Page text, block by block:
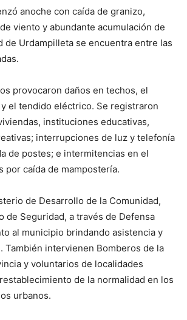
anoche con caída de granizo,
viento y abundante acumulación de
de Urdampilleta se encuentra entre las
provocaron daños en techos, el
el tendido eléctrico. Se registraron
instituciones educativas,
interrupciones de luz y telefonía
de postes; e intermitencias en el
por caída de mampostería.
de Desarrollo de la Comunidad,
de Seguridad, a través de Defensa
al municipio brindando asistencia y
También intervienen Bomberos de la
y voluntarios de localidades
de la normalidad en los
urbanos.